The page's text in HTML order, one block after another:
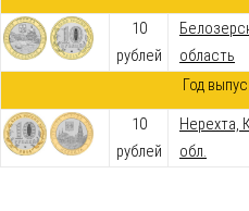
10
рублей
область
Год
10
рублей
Нерехта,
обл.